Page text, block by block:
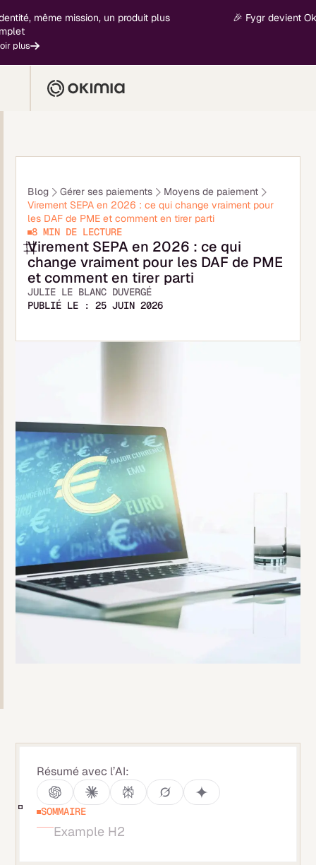
même mission, un produit plus
🎉 Fygr devient
Blog Gérer ses paiements
Moyens de paiement
Virement SEPA en 2026 : ce qui change vraiment pour
les DAF de PME et comment en tirer parti
8 MIN DE LECTURE
Virement SEPA en 2026 : ce qui
change vraiment pour les DAF de PME
et comment en tirer parti
JULIE LE BLANC DUVERGÉ
PUBLIÉ LE :25 JUIN 2026
Résumé avec l’AI:
SOMMAIRE
Example H2